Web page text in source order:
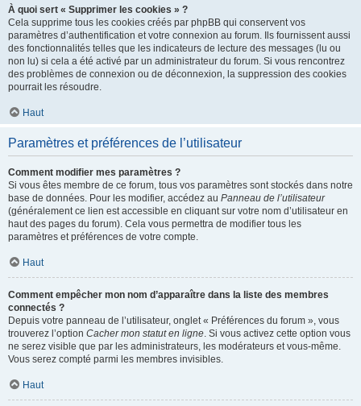
À quoi sert « Supprimer les cookies » ?
Cela supprime tous les cookies créés par phpBB qui conservent vos
paramètres d’authentification et votre connexion au forum. Ils fournissent aussi
des fonctionnalités telles que les indicateurs de lecture des messages (lu ou
non lu) si cela a été activé par un administrateur du forum. Si vous rencontrez
des problèmes de connexion ou de déconnexion, la suppression des cookies
pourrait les résoudre.
Haut
Paramètres et préférences de l’utilisateur
Comment modifier mes paramètres ?
Si vous êtes membre de ce forum, tous vos paramètres sont stockés dans notre
base de données. Pour les modifier, accédez au Panneau de l’utilisateur
(généralement ce lien est accessible en cliquant sur votre nom d’utilisateur en
haut des pages du forum). Cela vous permettra de modifier tous les
paramètres et préférences de votre compte.
Haut
Comment empêcher mon nom d’apparaître dans la liste des membres
connectés ?
Depuis votre panneau de l’utilisateur, onglet « Préférences du forum », vous
trouverez l’option Cacher mon statut en ligne. Si vous activez cette option vous
ne serez visible que par les administrateurs, les modérateurs et vous-même.
Vous serez compté parmi les membres invisibles.
Haut